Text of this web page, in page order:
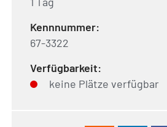
Kennnummer:
67-3322
Verfügbarkeit:
keine Plätze verfügbar